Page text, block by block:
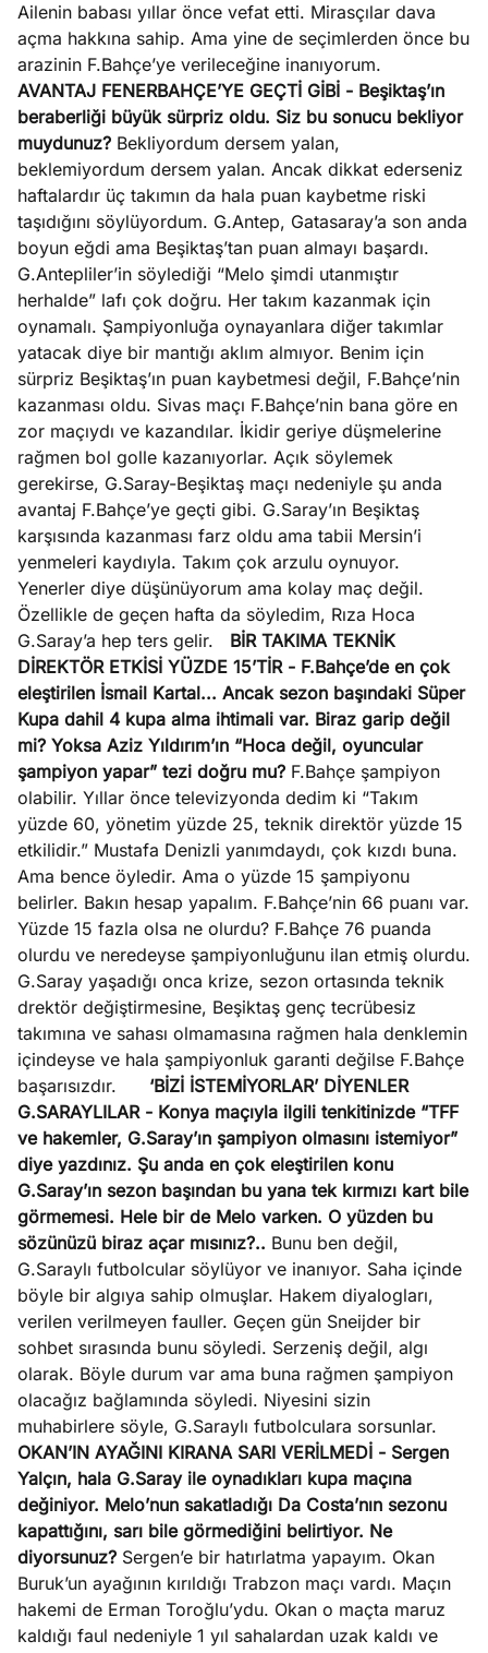
Ailenin babası yıllar önce vefat etti. Mirasçılar dava
açma hakkına sahip. Ama yine de seçimlerden önce bu
arazinin F.Bahçe’ye verileceğine inanıyorum.
AVANTAJ FENERBAHÇE’YE GEÇTİ GİBİ - Beşiktaş’ın
beraberliği büyük sürpriz oldu. Siz bu sonucu bekliyor
muydunuz? Bekliyordum dersem yalan,
beklemiyordum dersem yalan. Ancak dikkat ederseniz
haftalardır üç takımın da hala puan kaybetme riski
taşıdığını söylüyordum. G.Antep, Gatasaray’a son anda
boyun eğdi ama Beşiktaş’tan puan almayı başardı.
G.Antepliler’in söylediği “Melo şimdi utanmıştır
herhalde” lafı çok doğru. Her takım kazanmak için
oynamalı. Şampiyonluğa oynayanlara diğer takımlar
yatacak diye bir mantığı aklım almıyor. Benim için
sürpriz Beşiktaş’ın puan kaybetmesi değil, F.Bahçe’nin
kazanması oldu. Sivas maçı F.Bahçe’nin bana göre en
zor maçıydı ve kazandılar. İkidir geriye düşmelerine
rağmen bol golle kazanıyorlar. Açık söylemek
gerekirse, G.Saray-Beşiktaş maçı nedeniyle şu anda
avantaj F.Bahçe’ye geçti gibi. G.Saray’ın Beşiktaş
karşısında kazanması farz oldu ama tabii Mersin’i
yenmeleri kaydıyla. Takım çok arzulu oynuyor.
Yenerler diye düşünüyorum ama kolay maç değil.
Özellikle de geçen hafta da söyledim, Rıza Hoca
G.Saray’a hep ters gelir. BİR TAKIMA TEKNİK
DİREKTÖR ETKİSİ YÜZDE 15’TİR - F.Bahçe’de en çok
eleştirilen İsmail Kartal... Ancak sezon başındaki Süper
Kupa dahil 4 kupa alma ihtimali var. Biraz garip değil
mi? Yoksa Aziz Yıldırım’ın “Hoca değil, oyuncular
şampiyon yapar” tezi doğru mu? F.Bahçe şampiyon
olabilir. Yıllar önce televizyonda dedim ki “Takım
yüzde 60, yönetim yüzde 25, teknik direktör yüzde 15
etkilidir.” Mustafa Denizli yanımdaydı, çok kızdı buna.
Ama bence öyledir. Ama o yüzde 15 şampiyonu
belirler. Bakın hesap yapalım. F.Bahçe’nin 66 puanı var.
Yüzde 15 fazla olsa ne olurdu? F.Bahçe 76 puanda
olurdu ve neredeyse şampiyonluğunu ilan etmiş olurdu.
G.Saray yaşadığı onca krize, sezon ortasında teknik
drektör değiştirmesine, Beşiktaş genç tecrübesiz
takımına ve sahası olmamasına rağmen hala denklemin
içindeyse ve hala şampiyonluk garanti değilse F.Bahçe
başarısızdır.
‘BİZİ İSTEMİYORLAR’ DİYENLER
G.SARAYLILAR - Konya maçıyla ilgili tenkitinizde “TFF
ve hakemler, G.Saray’ın şampiyon olmasını istemiyor”
diye yazdınız. Şu anda en çok eleştirilen konu
G.Saray’ın sezon başından bu yana tek kırmızı kart bile
görmemesi. Hele bir de Melo varken. O yüzden bu
sözünüzü biraz açar mısınız?.. Bunu ben değil,
G.Saraylı futbolcular söylüyor ve inanıyor. Saha içinde
böyle bir algıya sahip olmuşlar. Hakem diyalogları,
verilen verilmeyen fauller. Geçen gün Sneijder bir
sohbet sırasında bunu söyledi. Serzeniş değil, algı
olarak. Böyle durum var ama buna rağmen şampiyon
olacağız bağlamında söyledi. Niyesini sizin
muhabirlere söyle, G.Saraylı futbolculara sorsunlar.
OKAN’IN AYAĞINI KIRANA SARI VERİLMEDİ - Sergen
Yalçın, hala G.Saray ile oynadıkları kupa maçına
değiniyor. Melo’nun sakatladığı Da Costa’nın sezonu
kapattığını, sarı bile görmediğini belirtiyor. Ne
diyorsunuz? Sergen’e bir hatırlatma yapayım. Okan
Buruk’un ayağının kırıldığı Trabzon maçı vardı. Maçın
hakemi de Erman Toroğlu’ydu. Okan o maçta maruz
kaldığı faul nedeniyle 1 yıl sahalardan uzak kaldı ve